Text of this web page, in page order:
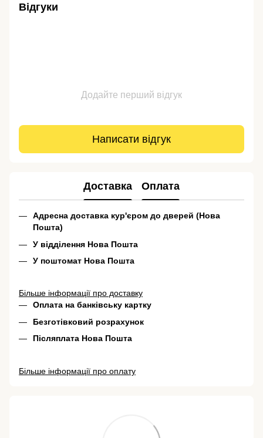
Відгуки
Додайте перший відгук
Написати відгук
Доставка Оплата
Адресна доставка кур'єром до дверей (Нова
Пошта)
У відділення Нова Пошта
У поштомат Нова Пошта
Більше інформації про доставку
Оплата на банківську картку
Безготівковий розрахунок
Післяплата Нова Пошта
Більше інформації про оплату